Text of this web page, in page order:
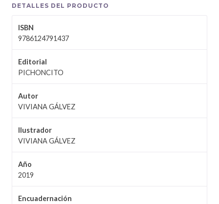
DETALLES DEL PRODUCTO
ISBN
9786124791437
Editorial
PICHONCITO
Autor
VIVIANA GÁLVEZ
Ilustrador
VIVIANA GÁLVEZ
Año
2019
Encuadernación